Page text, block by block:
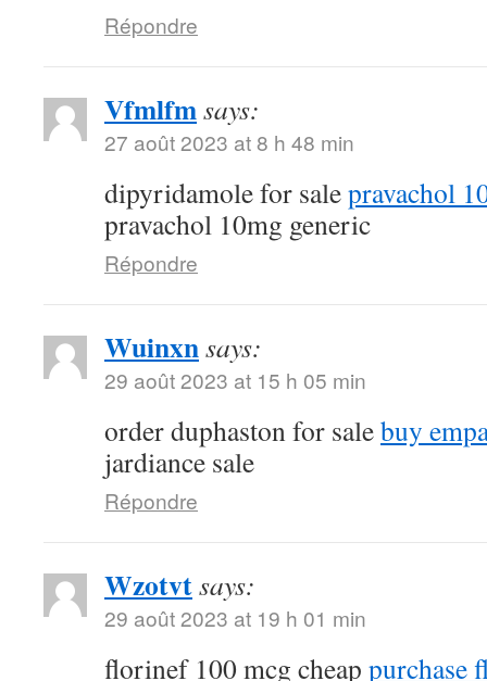
Répondre
Vfmlfmsays:
27 août 2023 at 8 h 48 min
dipyridamole for salepravachol
pravachol 10mg generic
Répondre
Wuinxnsays:
29 août 2023 at 15 h 05 min
order duphaston for salebuy
jardiance sale
Répondre
Wzotvtsays:
29 août 2023 at 19 h 01 min
florinef 100 mcg cheap purchase